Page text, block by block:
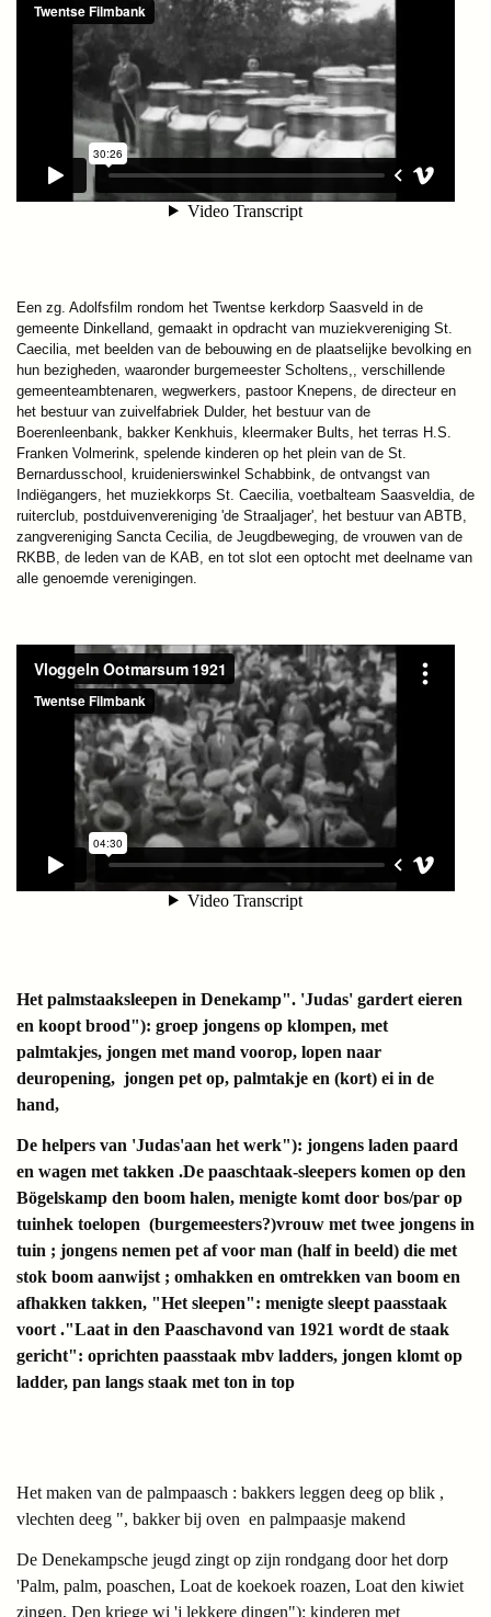
Een zg. Adolfsfilm rondom het Twentse kerkdorp Saasveld in de
gemeente Dinkelland, gemaakt in opdracht van muziekvereniging St.
Caecilia, met beelden van de bebouwing en de plaatselijke bevolking en
hun bezigheden, waaronder burgemeester Scholtens,, verschillende
gemeenteambtenaren, wegwerkers, pastoor Knepens, de directeur en
het bestuur van zuivelfabriek Dulder, het bestuur van de
Boerenleenbank, bakker Kenkhuis, kleermaker Bults, het terras H.S.
Franken Volmerink, spelende kinderen op het plein van de St.
Bernardusschool, kruidenierswinkel Schabbink, de ontvangst van
Indiëgangers, het muziekkorps St. Caecilia, voetbalteam Saasveldia, de
ruiterclub, postduivenvereniging 'de Straaljager', het bestuur van ABTB,
zangvereniging Sancta Cecilia, de Jeugdbeweging, de vrouwen van de
RKBB, de leden van de KAB, en tot slot een optocht met deelname van
alle genoemde verenigingen.
Het palmstaaksleepen in Denekamp". 'Judas' gardert eieren
en koopt brood"): groep jongens op klompen, met
palmtakjes, jongen met mand voorop, lopen naar
deuropening, jongen pet op, palmtakje en (kort) ei in de
hand,
De helpers van 'Judas'aan het werk"): jongens laden paard
en wagen met takken .De paaschtaak-sleepers komen op den
Bögelskamp den boom halen, menigte komt door bos/par op
tuinhek toelopen (burgemeesters?)vrouw met twee jongens in
tuin ; jongens nemen pet af voor man (half in beeld) die met
stok boom aanwijst ; omhakken en omtrekken van boom en
afhakken takken, "Het sleepen": menigte sleept paasstaak
voort ."Laat in den Paaschavond van 1921 wordt de staak
gericht": oprichten paasstaak mbv ladders, jongen klomt op
ladder, pan langs staak met ton in top
Het maken van de palmpaasch : bakkers leggen deeg op blik ,
vlechten deeg ", bakker bij oven en palmpaasje makend
De Denekampsche jeugd zingt op zijn rondgang door het dorp
'Palm, palm, poaschen, Loat de koekoek roazen, Loat den kiwiet
zingen, Den kriege wi 'j lekkere dingen"): kinderen met